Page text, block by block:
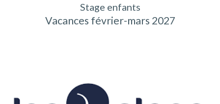
Stage enfants
Vacances février-mars 2027